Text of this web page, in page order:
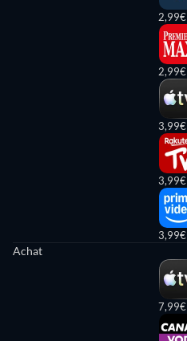
2,99€
2,99€
3,99€
3,99€
3,99€
Achat
7,99€